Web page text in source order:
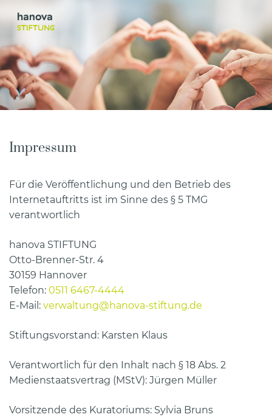
Impressum
Für die Veröffentlichung und den Betrieb des
Internetauftritts ist im Sinne des § 5 TMG
verantwortlich
hanova STIFTUNG
Otto-Brenner-Str. 4
30159 Hannover
Telefon: 0511 6467-4444
E-Mail: verwaltung@hanova-stiftung.de
Stiftungsvorstand: Karsten Klaus
Verantwortlich für den Inhalt nach § 18 Abs. 2
Medienstaatsvertrag (MStV): Jürgen Müller
Vorsitzende des Kuratoriums: Sylvia Bruns